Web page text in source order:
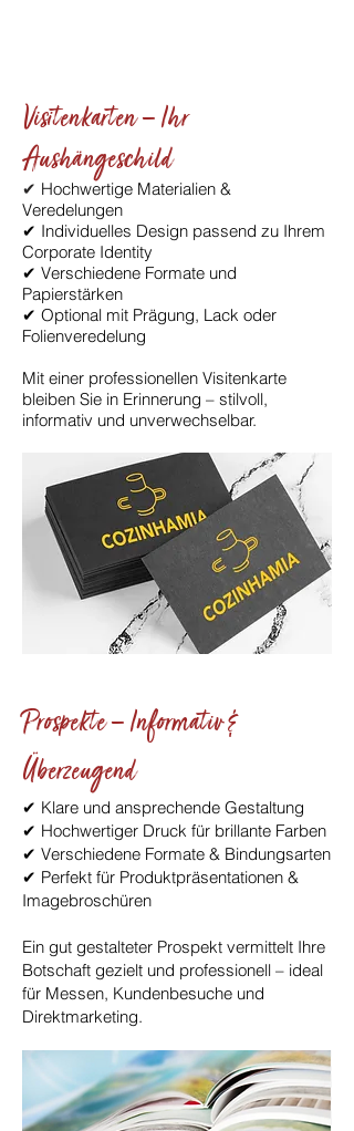
Visitenkarten – Ihr
Aushängeschild
✔ Hochwertige Materialien &
Veredelungen
✔ Individuelles Design passend zu Ihrem
Corporate Identity
✔ Verschiedene Formate und
Papierstärken
✔ Optional mit Prägung, Lack oder
Folienveredelung
Mit einer professionellen Visitenkarte
bleiben Sie in Erinnerung – stilvoll,
informativ und unverwechselbar.
Prospekte – Informativ &
Überzeugend
✔ Klare und ansprechende Gestaltung
✔ Hochwertiger Druck für brillante Farben
✔ Verschiedene Formate & Bindungsarten
✔ Perfekt für Produktpräsentationen &
Imagebroschüren
Ein gut gestalteter Prospekt vermittelt Ihre
Botschaft gezielt und professionell – ideal
für Messen, Kundenbesuche und
Direktmarketing.